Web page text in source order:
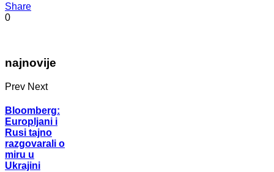
Share
0
najnovije
Prev Next
Bloomberg:
Europljani i
Rusi tajno
razgovarali o
miru u
Ukrajini